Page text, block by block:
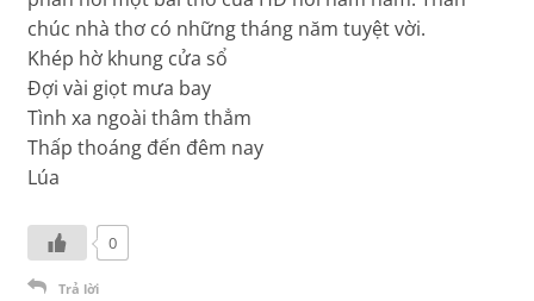
chúc nhà thơ có những tháng năm tuyệt vời.
Khép hờ khung cửa sổ
Đợi vài giọt mưa bay
Tình xa ngoài thâm thẳm
Thấp thoáng đến đêm nay
Lúa
0
Trả lời